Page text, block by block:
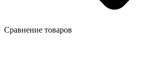
Сравнение товаров